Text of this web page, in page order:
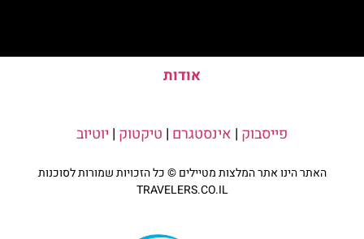
אודות
פייסבוק | אינסטגרם | טיקטוק | יוטיוב
האתר הינו אתר המלצות מטיילים © כל הזכויות שמורות לסוכנות
TRAVELERS.CO.IL